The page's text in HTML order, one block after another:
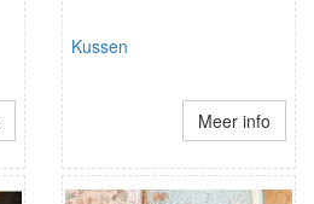
Kussen
Meer info